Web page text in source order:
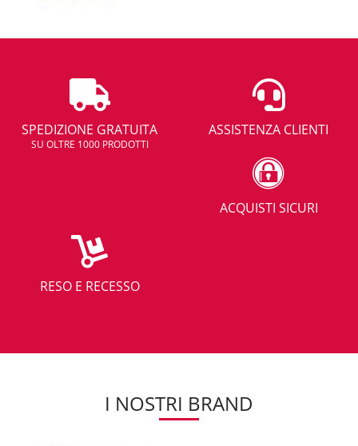
SPEDIZIONE GRATUITA
SU OLTRE 1000 PRODOTTI
ASSISTENZA CLIENTI
ACQUISTI SICURI
RESO E RECESSO
I NOSTRI BRAND